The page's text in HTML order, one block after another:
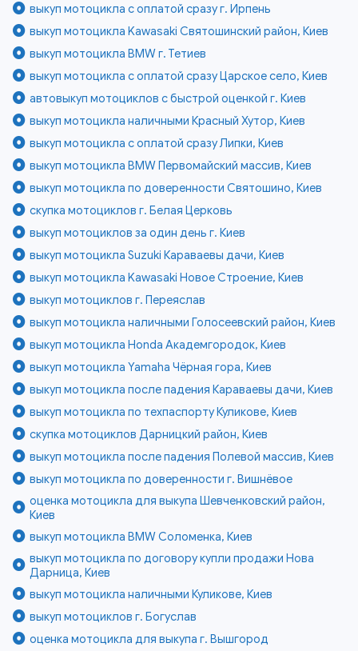
выкуп мотоцикла с оплатой сразу г. Ирпень
выкуп мотоцикла Kawasaki Святошинский район, Киев
выкуп мотоцикла BMW г. Тетиев
выкуп мотоцикла с оплатой сразу Царское село, Киев
автовыкуп мотоциклов с быстрой оценкой г. Киев
выкуп мотоцикла наличными Красный Хутор, Киев
выкуп мотоцикла с оплатой сразу Липки, Киев
выкуп мотоцикла BMW Первомайский массив, Киев
выкуп мотоцикла по доверенности Святошино, Киев
скупка мотоциклов г. Белая Церковь
выкуп мотоциклов за один день г. Киев
выкуп мотоцикла Suzuki Караваевы дачи, Киев
выкуп мотоцикла Kawasaki Новое Строение, Киев
выкуп мотоциклов г. Переяслав
выкуп мотоцикла наличными Голосеевский район, Киев
выкуп мотоцикла Honda Академгородок, Киев
выкуп мотоцикла Yamaha Чёрная гора, Киев
выкуп мотоцикла после падения Караваевы дачи, Киев
выкуп мотоцикла по техпаспорту Куликове, Киев
скупка мотоциклов Дарницкий район, Киев
выкуп мотоцикла после падения Полевой массив, Киев
выкуп мотоцикла по доверенности г. Вишнёвое
оценка мотоцикла для выкупа Шевченковский район,
Киев
выкуп мотоцикла BMW Соломенка, Киев
выкуп мотоцикла по договору купли продажи Нова
Дарница, Киев
выкуп мотоцикла наличными Куликове, Киев
выкуп мотоциклов г. Богуслав
оценка мотоцикла для выкупа г. Вышгород